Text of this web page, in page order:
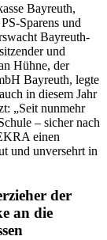
Bayreuth,
Sparens und
Bayreuth-
und
Hühne, der
Bayreuth, legte
in diesem Jahr
„Seit nunmehr
– sicher nach
einen
und unversehrt in
der
an die